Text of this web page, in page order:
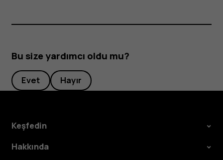
Bu size yardımcı oldu mu?
Evet Hayır
Keşfedin
Hakkında